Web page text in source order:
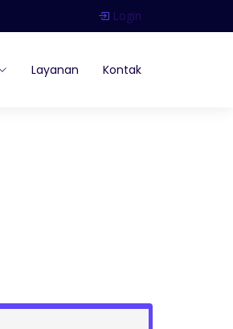
Login
Layanan Kontak